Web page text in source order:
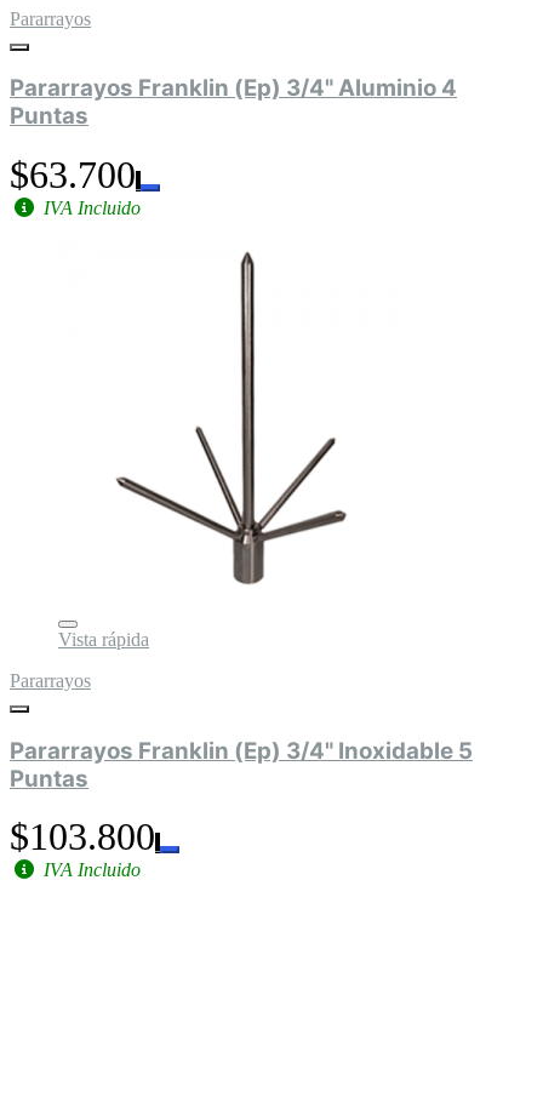
Pararrayos
Pararrayos Franklin (Ep) 3/4" Aluminio 4
Puntas
$63.700
IVA Incluido
Vista rápida
Pararrayos
Pararrayos Franklin (Ep) 3/4" Inoxidable 5
Puntas
$103.800
IVA Incluido